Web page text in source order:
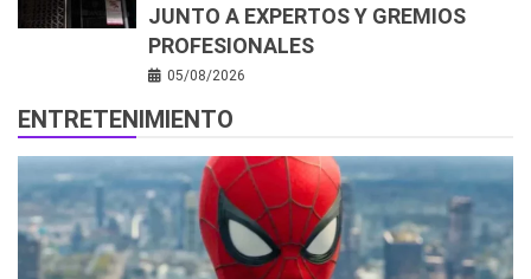
JUNTO A EXPERTOS Y GREMIOS
PROFESIONALES
05/08/2026
ENTRETENIMIENTO